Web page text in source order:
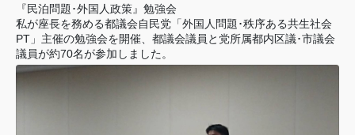
『民泊問題･外国人政策』勉強会
私が座長を務める都議会自民党「外国人問題･秩序ある共生社会
PT」主催の勉強会を開催、都議会議員と党所属都内区議･市議会
議員が約70名が参加しました。